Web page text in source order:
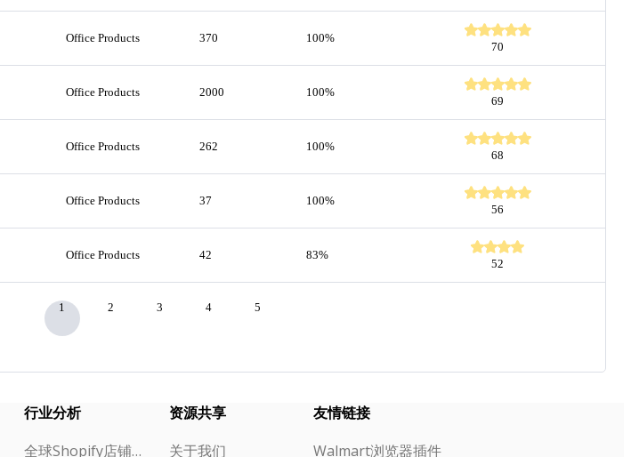
Office Products 370 100%
70
Office Products 2000 100%
69
Office Products 262 100%
68
Office Products 37 100%
56
Office Products 42 83%
52
1 2 3 4 5
行业分析
全球Shopify店铺榜单
资源共享
关于我们
友情链接
Walmart浏览器插件